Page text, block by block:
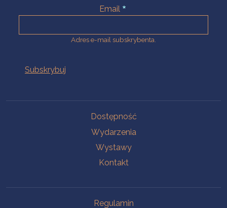
Email
Adres e-mail subskrybenta.
Dostępność
Wydarzenia
Wystawy
Kontakt
Regulamin